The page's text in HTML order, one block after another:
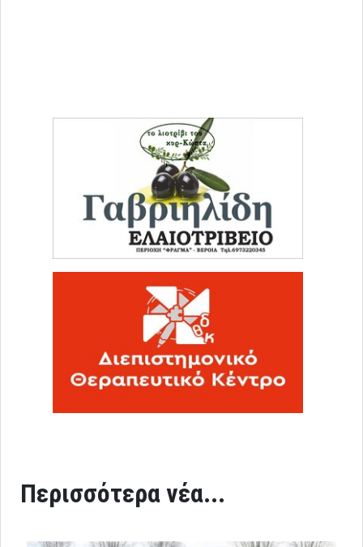
Περισσότερα νέα...